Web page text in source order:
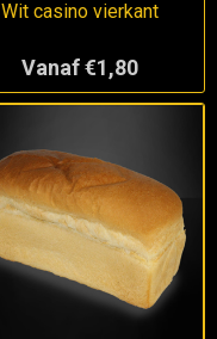
Wit casino vierkant
Vanaf €1,80